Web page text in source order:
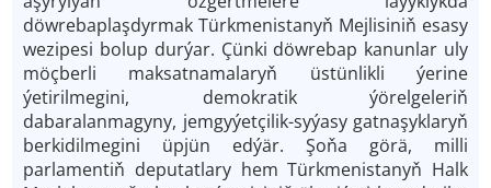
döwrebaplaşdyrmak Türkmenistanyň Mejlisiniň esasy
wezipesi bolup durýar. Çünki döwrebap kanunlar uly
möçberli maksatnamalaryň üstünlikli ýerine
ýetirilmegini, demokratik ýörelgeleriň
dabaralanmagyny, jemgyýetçilik-syýasy gatnaşyklaryň
berkidilmegini üpjün edýär. Şo­ňa görä, milli
parlamentiň deputatlary hem Türkmenistanyň Halk